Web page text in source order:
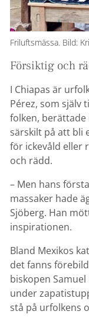
Friluftsmässa. Bild:
Försiktig och
I Chiapas är
Pérez, som själv
folken,
särskilt på att bli
för ickevåld eller
och rädd.
– Men hans
massaker hade
Sjöberg. Han
inspirationen.
Bland Mexikos
det fanns
biskopen
under
stå på urfolkens